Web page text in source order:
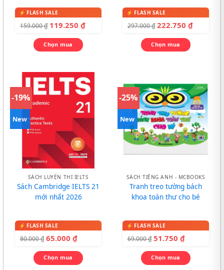
159.000₫ 119.250 ₫
Chọn mua
297.000₫ 222.750 ₫
Chọn mua
-19%
New
SÁCH LUYỆN THI IELTS
Sách Cambridge IELTS 21
mới nhất 2026
80.000₫ 65.000 ₫
Chọn mua
-25%
New
SÁCH TIẾNG ANH - MCBOOKS
Tranh treo tường bách
khoa toàn thư cho bé
69.000₫ 51.750 ₫
Chọn mua